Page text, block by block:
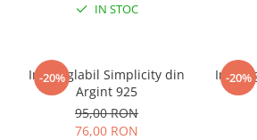
IN STOC
-20%
Inel reglabil Simplicity din
Argint 925
95,00 RON
76,00 RON
-20%
Inel